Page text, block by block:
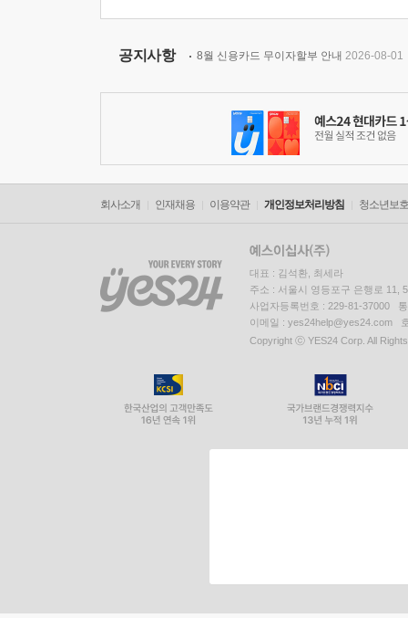
공지사항 8월 신용카드 무이자할부 안내 2026-08-01
회사소개 인재채용 이용약관 개인정보처리방침 청소년보
대표 : 김석환, 최세라
주소 : 서울시 영등포구 은행로 11,
사업자등록번호 : 229-81-37000
이메일 : yes24help@yes24.com
Copyright ⓒ YES24 Corp. All